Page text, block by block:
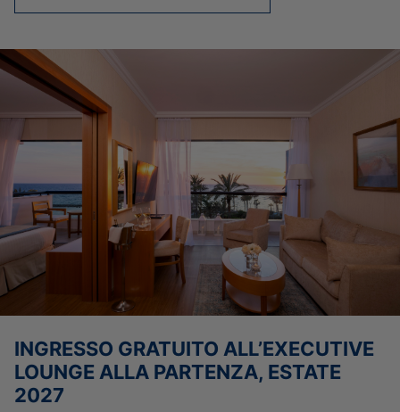
INGRESSO GRATUITO ALL’EXECUTIVE
LOUNGE ALLA PARTENZA, ESTATE
2027